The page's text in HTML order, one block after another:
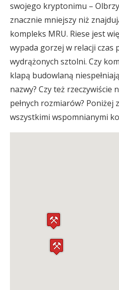
swojego kryptonimu –
znacznie mniejszy niż
kompleks MRU. Riese jest
wypada gorzej w relacji czas
wydrążonych sztolni. Czy
klapą budowlaną
nazwy? Czy też rzeczywiście
pełnych rozmiarów? Poniżej
wszystkimi wspomnianymi